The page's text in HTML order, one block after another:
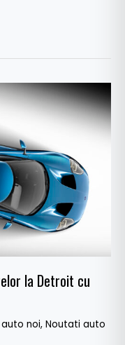
la Detroit cu
noi, Noutati auto